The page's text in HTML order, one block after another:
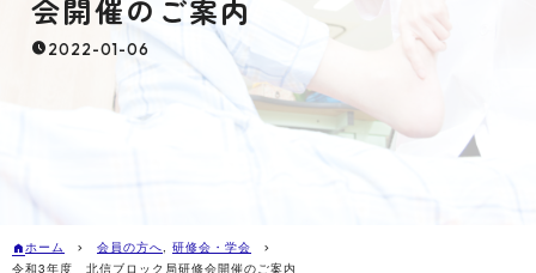
会開催のご案内
2022-01-06
ホーム 会員の方へ, 研修会・学会
令和3年度 北信ブロック局研修会開催のご案内